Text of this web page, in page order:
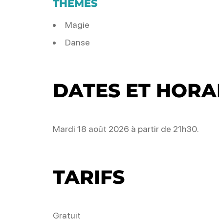
THÈMES
Magie
Danse
DATES ET
Mardi 18 août 2026 à partir de 21h30.
TARIFS
Gratuit